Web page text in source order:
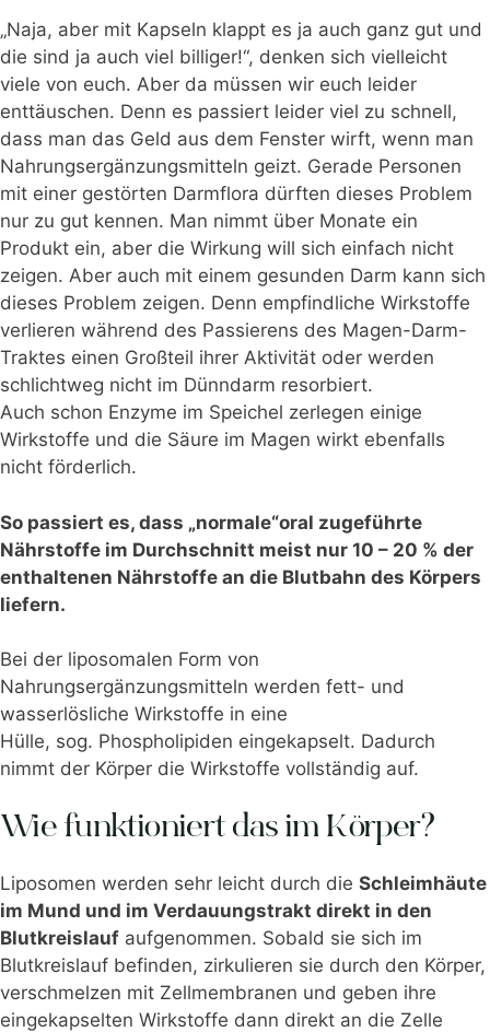
„Naja, aber mit Kapseln klappt es ja auch ganz gut und
die sind ja auch viel billiger!“, denken sich vielleicht
viele von euch. Aber da müssen wir euch leider
enttäuschen. Denn es passiert leider viel zu schnell,
dass man das Geld aus dem Fenster wirft, wenn man
Nahrungsergänzungsmitteln geizt. Gerade Personen
mit einer gestörten Darmflora dürften dieses Problem
nur zu gut kennen. Man nimmt über Monate ein
Produkt ein, aber die Wirkung will sich einfach nicht
zeigen. Aber auch mit einem gesunden Darm kann sich
dieses Problem zeigen. Denn empfindliche Wirkstoffe
verlieren während des Passierens des Magen-Darm-
Traktes einen Großteil ihrer Aktivität oder werden
schlichtweg nicht im Dünndarm resorbiert.
Auch schon Enzyme im Speichel zerlegen einige
Wirkstoffe und die Säure im Magen wirkt ebenfalls
nicht förderlich.
So passiert es, dass „normale“oral zugeführte
Nährstoffe im Durchschnitt meist nur 10 – 20 % der
enthaltenen Nährstoffe an die Blutbahn des Körpers
liefern.
Bei der liposomalen Form von
Nahrungsergänzungsmitteln werden fett- und
wasserlösliche Wirkstoffe in eine
Hülle, sog. Phospholipiden eingekapselt. Dadurch
nimmt der Körper die Wirkstoffe vollständig auf.
Wie funktioniert das im Körper?
Liposomen werden sehr leicht durch die Schleimhäute
im Mund und im Verdauungstrakt direkt in den
Blutkreislauf aufgenommen. Sobald sie sich im
Blutkreislauf befinden, zirkulieren sie durch den Körper,
verschmelzen mit Zellmembranen und geben ihre
eingekapselten Wirkstoffe dann direkt an die Zelle